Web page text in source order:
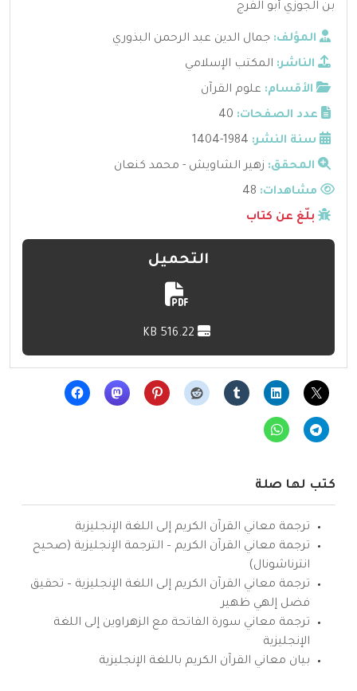
بن الجوزي أبو الفرج
المؤلف: جمال الدين عبد الرحمن البذوري
الناشر: المكتب الإسلامي
الأقسام: علوم القرآن
عدد الصفحات: 40
سنة النشر: 1984-1404
المحقق: زهير الشاويش - محمد كنعان
مشاهدات:
بلّغ عن كتاب
التحميل
كتب لها صلة
ترجمة معاني القرآن الكريم إلى اللغة الإنجليزية
ترجمة معاني القرآن الكريم – الترجمة الإنجليزية (صحيح
انترناشونال)
ترجمة معاني القرآن الكريم إلى اللغة الإنجليزية – تحقيق
فضل إلهي ظهير
ترجمة معاني سورة الفاتحة مع الزهراوين إلى اللغة
الإنجليزية
بيان معاني القرآن الكريم باللغة الإنجليزية